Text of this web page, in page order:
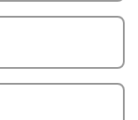
andere
op
En heb je
kan je